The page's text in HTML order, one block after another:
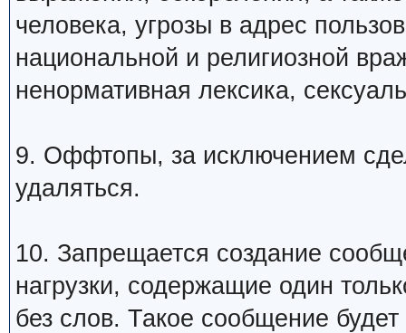
человека, угрозы в адрес
национальной и религиозной
ненормативная лексика,
9. Оффтопы, за исключением
удаляться.
10. Запрещается создание
нагрузки, содержащие один
без слов. Такое сообщение